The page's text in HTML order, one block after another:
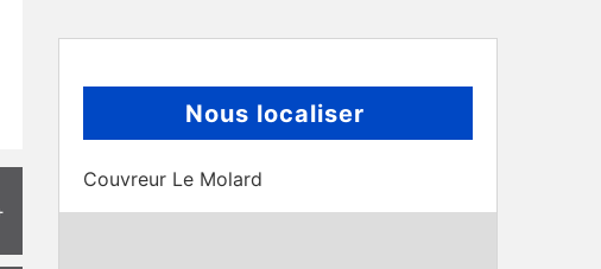
Nous localiser
Couvreur Le Molard